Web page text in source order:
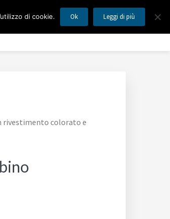
Mappa del Sito Contatti
rivestimento colorato e
di cookie. Ok Leggi di più